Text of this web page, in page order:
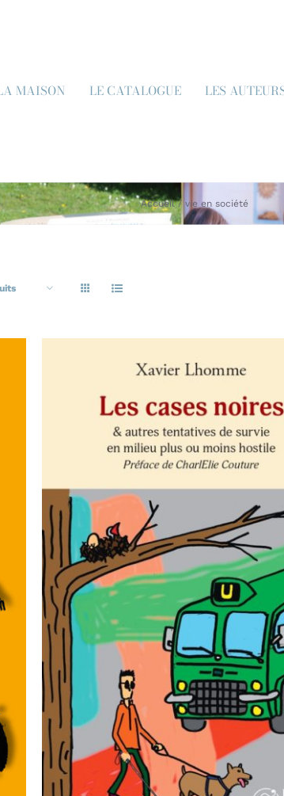
MAISON LE CATALOGUE LES
Accueil vie en société
AJOUTER AU PANIER / APERÇU